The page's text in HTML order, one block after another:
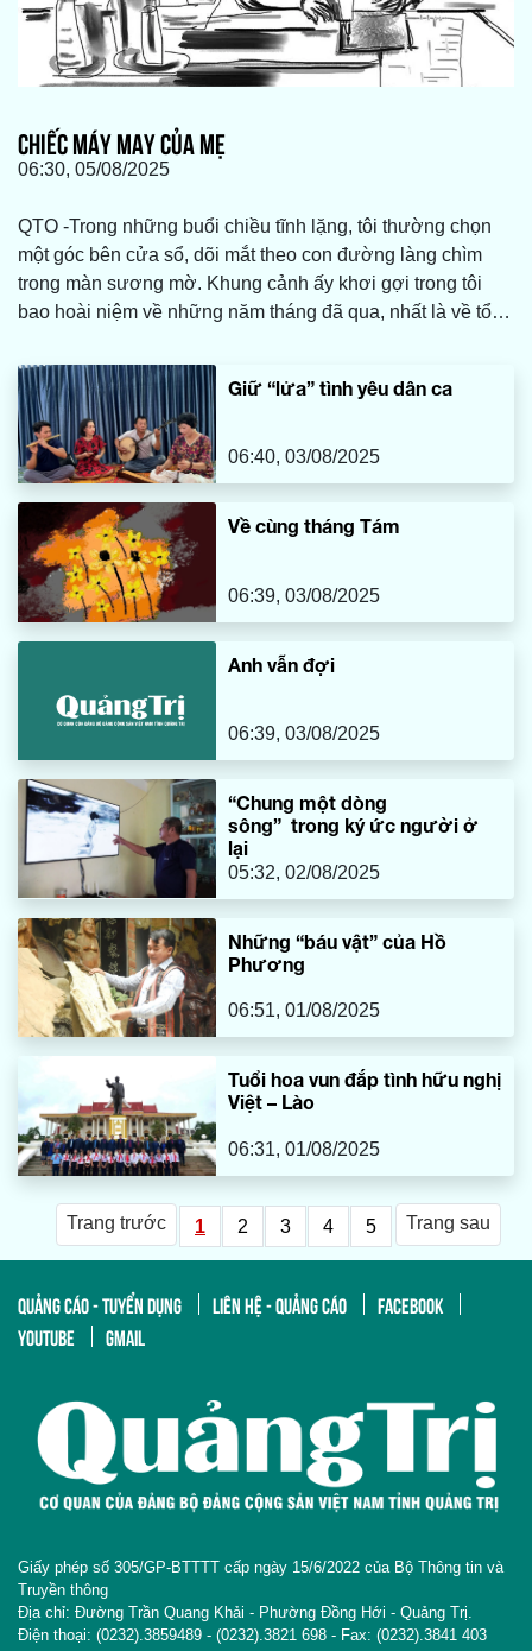
CHIẾC MÁY MAY CỦA MẸ
06:30, 05/08/2025
QTO -Trong những buổi chiều tĩnh lặng, tôi thường chọn
một góc bên cửa sổ, dõi mắt theo con đường làng chìm
trong màn sương mờ. Khung cảnh ấy khơi gợi trong tôi
bao hoài niệm về những năm tháng đã qua, nhất là về tổ
lặng lẽ vun vén và chăm sóc cho cả gia đình. Và ở đó,
giữa bao nhiêu vật dụng thân thuộc, tôi vẫn mãi nhớ về
chiếc máy may cũ kỹ của mẹ, một món đồ tưởng chừng đã
bị thời gian lãng quên.
Giữ “lửa” tình yêu dân ca
06:40, 03/08/2025
Về cùng tháng Tám
06:39, 03/08/2025
Anh vẫn đợi
06:39, 03/08/2025
“Chung một dòng
sông” trong ký ức người ở
lại
05:32, 02/08/2025
Những “báu vật” của Hồ
Phương
06:51, 01/08/2025
Tuổi hoa vun đắp tình hữu nghị
Việt – Lào
06:31, 01/08/2025
Trang trước 1 2 3 4 5 Trang sau
QUẢNG CÁO - TUYỂN DỤNG LIÊN HỆ - QUẢNG CÁO
FACEBOOK
YOUTUBE
GMAIL
Giấy phép số 305/GP-BTTTT cấp ngày 15/6/2022 của Bộ Thông tin và
Truyền thông
Địa chỉ: Đường Trần Quang Khải - Phường Đồng Hới - Quảng Trị.
Điện thoại: (0232).3859489 - (0232).3821 698 - Fax: (0232).3841 403